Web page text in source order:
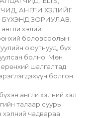
АНГЛИ ХЭЛИЙГ
ЗОРИУЛАВ.
хэлийг
боловсролын
оюутнууд, бүх
болно. Мөн
шалгалтад
болгон
англи хэлний хэл
талаар суурь
чадвараа